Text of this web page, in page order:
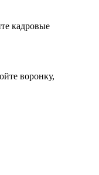
кадровые
воронку,